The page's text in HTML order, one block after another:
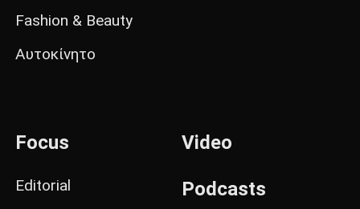
Fashion & Beauty
Αυτοκίνητο
Focus
Editorial
Video
Podcasts